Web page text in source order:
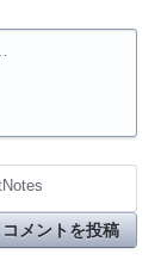
コメントを投稿